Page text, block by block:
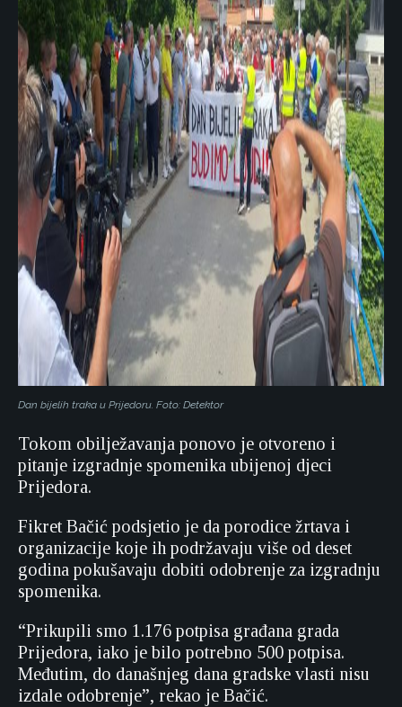
Dan bijelih traka u Prijedoru. Foto: Detektor
Tokom obilježavanja ponovo je otvoreno i
pitanje izgradnje spomenika ubijenoj djeci
Prijedora.
Fikret Bačić podsjetio je da porodice žrtava i
organizacije koje ih podržavaju više od deset
godina pokušavaju dobiti odobrenje za izgradnju
spomenika.
“Prikupili smo 1.176 potpisa građana grada
Prijedora, iako je bilo potrebno 500 potpisa.
Međutim, do današnjeg dana gradske vlasti nisu
izdale odobrenje”, rekao je Bačić.